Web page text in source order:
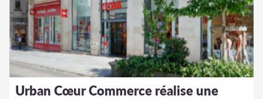
Urban Cœur Commerce réalise une